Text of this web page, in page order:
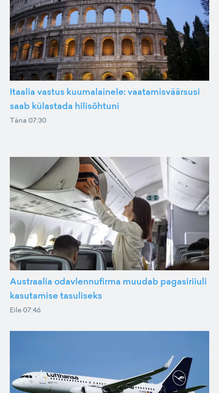
Itaalia vastus kuumalainele: vaatamisväärsusi
saab külastada hilisõhtuni
Täna 07:30
Austraalia odavlennufirma muudab pagasiriiuli
kasutamise tasuliseks
Eile 07:46